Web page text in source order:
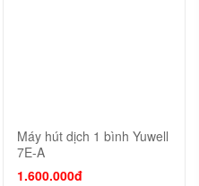
Máy hút dịch 1 bình Yuwell
7E-A
1.600.000đ